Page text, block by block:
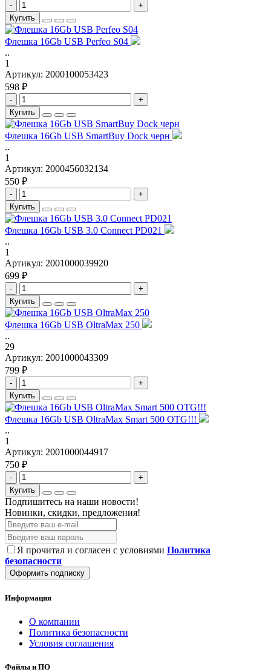
-
+
Купить
Флешка 16Gb USB Perfeo S04
..
1
Артикул: 2000100053423
598 ₽
-
+
Купить
Флешка 16Gb USB SmartBuy Dock черн
..
1
Артикул: 2000456032134
550 ₽
-
+
Купить
Флешка 16Gb USB 3.0 Connect PD021
..
1
Артикул: 2001000039920
699 ₽
-
+
Купить
Флешка 16Gb USB OltraMax 250
..
29
Артикул: 2001000043309
799 ₽
-
+
Купить
Флешка 16Gb USB OltraMax Smart 500 OTG!!!
..
1
Артикул: 2001000044917
750 ₽
-
+
Купить
Подпишитесь на наши новости!
Новинки, скидки, предложения!
Я прочитал и согласен с условиями Политика
безопасности
Оформить подписку
Информация
О компании
Политика безопасности
Условия соглашения
Файлы и ПО